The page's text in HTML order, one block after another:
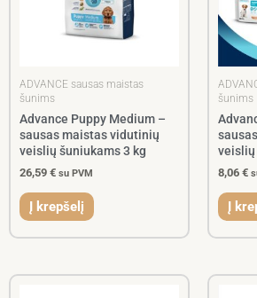
ADVANCE sausas maistas
šunims
Advance Puppy Medium –
sausas maistas vidutinių
veislių šuniukams 3 kg
26,59 € su PVM
Į krepšelį
šunims
veislių
8,06 €
Į